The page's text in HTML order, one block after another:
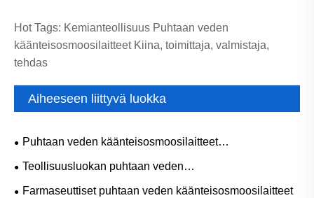
Hot Tags: Kemianteollisuus Puhtaan veden
käänteisosmoosilaitteet Kiina, toimittaja, valmistaja,
tehdas
Aiheeseen liittyvä luokka
Puhtaan veden käänteisosmoosilaitteet
elintarviketeollisuudelle
Teollisuusluokan puhtaan veden
käänteisosmoosilaitteet
Farmaseuttiset puhtaan veden käänteisosmoosilaitteet